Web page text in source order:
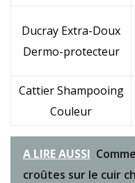
Ducray Extra-Doux
Dermo-protecteur
Cattier Shampooing
Couleur
A LIRE AUSSI
croûtes sur le cuir